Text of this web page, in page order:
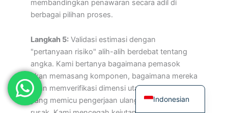
membandingkan penawaran secara adil di
berbagai pilihan proses.
Langkah 5: Validasi estimasi dengan
"pertanyaan risiko" alih-alih berdebat tentang
angka. Kami bertanya bagaimana pemasok
akan memasang komponen, bagaimana mereka
akan memverifikasi dimensi utama, dan apa
yang memicu pengerjaan ulang atau barang
Indonesian
Arabic
Chinese